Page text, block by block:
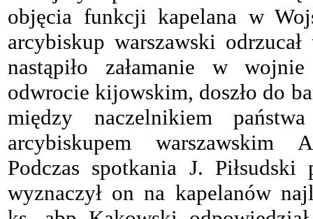
objęcia funkcji kapelana w
arcybiskup warszawski
nastąpiło załamanie w
odwrocie kijowskim, doszło do
między naczelnikiem
arcybiskupem warszawskim
Podczas spotkania J. Piłsudski
wyznaczył on na kapelanów